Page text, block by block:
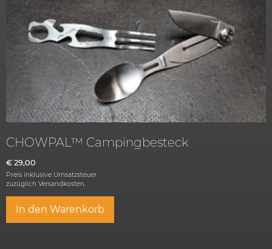
CHOWPAL™ Campingbesteck
€ 29,00
Preis inklusive Umsatzsteuer
zuzüglich Versandkosten.
In den Warenkorb